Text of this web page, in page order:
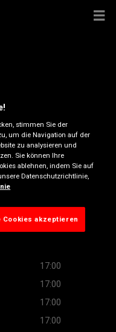
17:00
17:00
17:00
17:00
17:00
stimmen Sie der
um die Navigation auf der
zu analysieren und
Sie können Ihre
ablehnen, indem Sie auf
Datenschutzrichtlinie,
Cookies akzeptieren